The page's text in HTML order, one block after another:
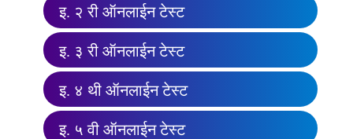
इ. २ री ऑनलाईन टेस्ट
इ. ३ री ऑनलाईन टेस्ट
इ. ४ थी ऑनलाईन टेस्ट
इ. ५ वी ऑनलाईन टेस्ट